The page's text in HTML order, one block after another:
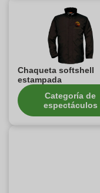
Chaqueta softshell
estampada
Categoría de
espectáculos